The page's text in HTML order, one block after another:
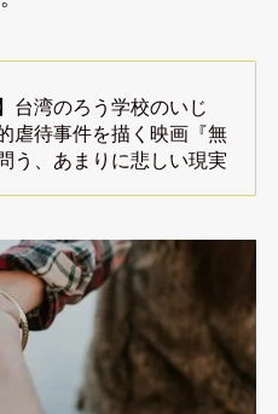
台湾のろう学校のいじ
虐待事件を描く映画『無
う、あまりに悲しい現実